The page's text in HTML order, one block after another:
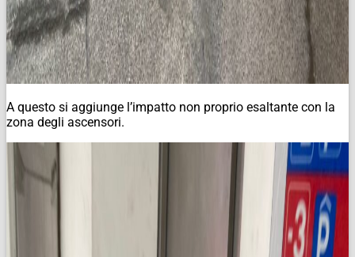
A questo si aggiunge l’impatto non proprio esaltante con la
zona degli ascensori.